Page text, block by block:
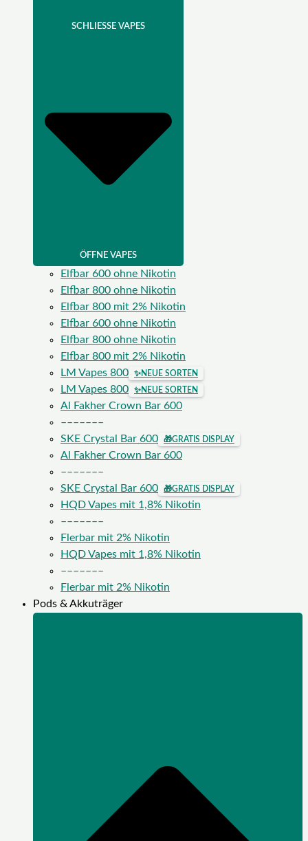
SCHLIESSE VAPES
ÖFFNE VAPES
Elfbar 600 ohne Nikotin
Elfbar 800 ohne Nikotin
Elfbar 800 mit 2% Nikotin
Elfbar 600 ohne Nikotin
Elfbar 800 ohne Nikotin
Elfbar 800 mit 2% Nikotin
LM Vapes 800
✨NEUE SORTEN
LM Vapes 800 ✨NEUE SORTEN
Al Fakher Crown Bar 600
–––––––
SKE Crystal Bar 600
🎁GRATIS DISPLAY
Al Fakher Crown Bar 600
–––––––
SKE Crystal Bar 600
🎁GRATIS DISPLAY
HQD Vapes mit 1,8% Nikotin
–––––––
Flerbar mit 2% Nikotin
HQD Vapes mit 1,8% Nikotin
–––––––
Flerbar mit 2% Nikotin
Pods & Akkuträger